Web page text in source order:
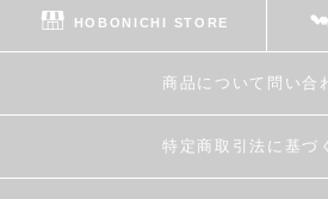
HOBONICHI STORE
商品について問い合
特定商取引法に基づ